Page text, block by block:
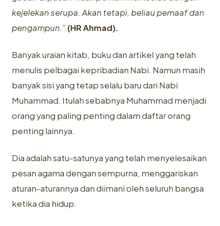
kejelekan serupa. Akan tetapi, beliau pemaaf dan
pengampun.” (HR Ahmad).
Banyak uraian kitab, buku dan artikel yang telah
menulis pelbagai kepribadian Nabi. Namun masih
banyak sisi yang tetap selalu baru dari Nabi
Muhammad. Itulah sebabnya Muhammad menjadi
orang yang paling penting dalam daftar orang
penting lainnya.
Dia adalah satu-satunya yang telah menyelesaikan
pesan agama dengan sempurna, menggariskan
aturan-aturannya dan diimani oleh seluruh bangsa
ketika dia hidup.